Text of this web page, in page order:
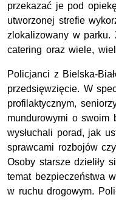
przekazać je pod
utworzonej strefie
zlokalizowany w parku.
catering oraz wiele,
Policjanci z Bielska-
przedsięwzięcie. W
profilaktycznym,
mundurowymi o swoim
wysłuchali porad, jak
sprawcami rozbojów
Osoby starsze dzieliły
temat bezpieczeństwa
w ruchu drogowym.